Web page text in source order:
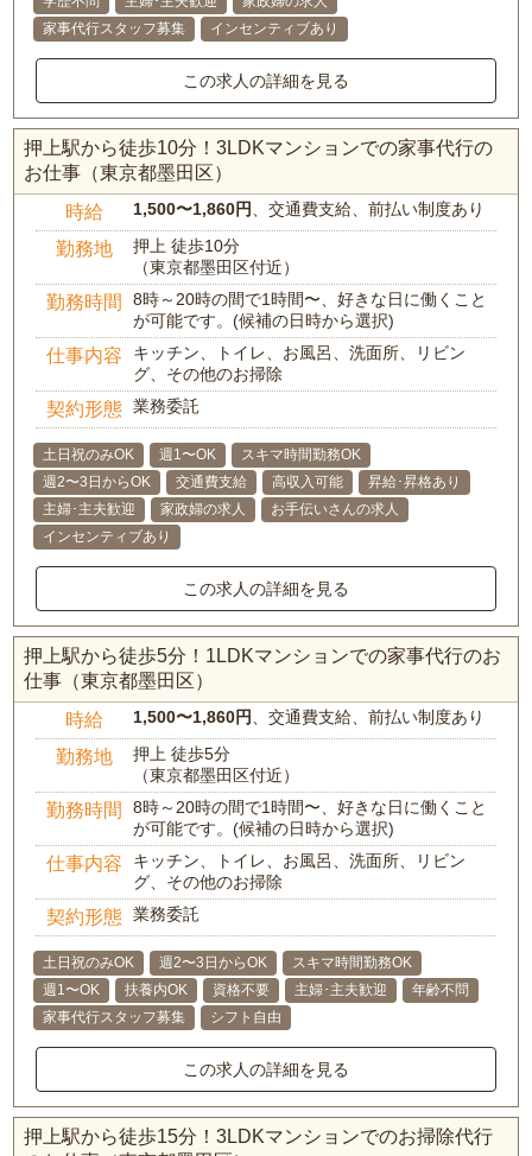
家事代行スタッフ募集
インセンティブあり
この求人の詳細を見る
押上駅から徒歩10分！3LDKマンションでの家事代行の
お仕事（東京都墨田区）
時給 1,500〜1,860円 、交通費支給、前払い制度あり
勤務地
押上 徒歩10分
（東京都墨田区付近）
勤務時間
8時～20時の間で1時間〜、好きな日に働くこと
が可能です。(候補の日時から選択)
仕事内容
キッチン、トイレ、お風呂、洗面所、リビン
グ、その他のお掃除
契約形態 業務委託
土日祝のみOK 週1〜OK
スキマ時間勤務OK
週2〜3日からOK
交通費支給 高収入可能
昇給･昇格あり
主婦･主夫歓迎
家政婦の求人
お手伝いさんの求人
インセンティブあり
この求人の詳細を見る
押上駅から徒歩5分！1LDKマンションでの家事代行のお
仕事（東京都墨田区）
時給 1,500〜1,860円 、交通費支給、前払い制度あり
勤務地
押上 徒歩5分
（東京都墨田区付近）
勤務時間
8時～20時の間で1時間〜、好きな日に働くこと
が可能です。(候補の日時から選択)
仕事内容
キッチン、トイレ、お風呂、洗面所、リビン
グ、その他のお掃除
契約形態 業務委託
土日祝のみOK 週2〜3日からOK
スキマ時間勤務OK
週1〜OK
扶養内OK 資格不要 主婦･主夫歓迎
年齢不問
家事代行スタッフ募集
シフト自由
この求人の詳細を見る
押上駅から徒歩15分！3LDKマンションでのお掃除代行